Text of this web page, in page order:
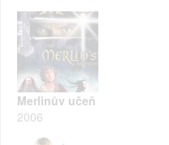
Merlinův učeň
2006